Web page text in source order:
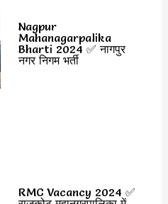
Nagpur
Mahanagarpalika
Bharti 2024 ✅ नागपुर
नगर निगम भर्ती
RMC Vacancy 2024 ✅